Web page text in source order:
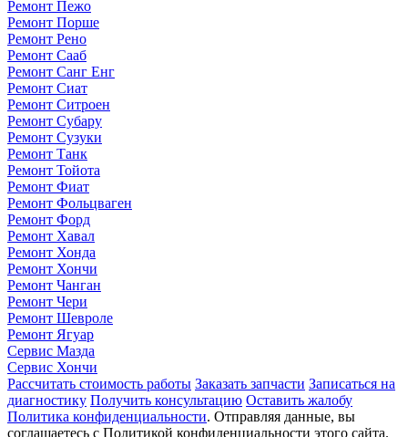
Ремонт Пежо
Ремонт Порше
Ремонт Рено
Ремонт Сааб
Ремонт Санг Енг
Ремонт Сиат
Ремонт Ситроен
Ремонт Субару
Ремонт Сузуки
Ремонт Танк
Ремонт Тойота
Ремонт Фиат
Ремонт Фольцваген
Ремонт Форд
Ремонт Хавал
Ремонт Хонда
Ремонт Хончи
Ремонт Чанган
Ремонт Чери
Ремонт Шевроле
Ремонт Ягуар
Сервис Мазда
Сервис Хончи
Рассчитать стоимость работы Заказать запчасти Записаться на
диагностику Получить консультацию Оставить жалобу
Политика конфиденциальности. Отправляя данные, вы
соглашаетесь с Политикой конфиденциальности этого сайта.